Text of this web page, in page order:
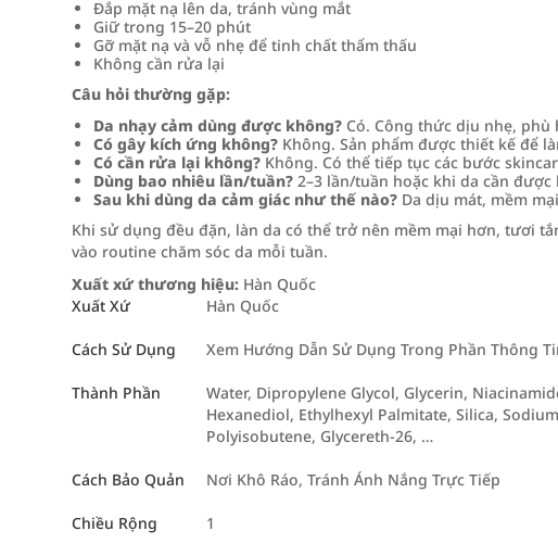
Đắp mặt nạ lên da, tránh vùng mắt
Giữ trong 15–20 phút
Gỡ mặt nạ và vỗ nhẹ để tinh chất thẩm thấu
Không cần rửa lại
Câu hỏi thường gặp:
Da nhạy cảm dùng được không? Có. Công thức dịu nhẹ, phù
Có gây kích ứng không? Không. Sản phẩm được thiết kế để
Có cần rửa lại không? Không. Có thể tiếp tục các bước
Dùng bao nhiêu lần/tuần? 2–3 lần/tuần hoặc khi da cần được
Sau khi dùng da cảm giác như thế nào? Da dịu mát, mềm
Khi sử dụng đều đặn, làn da có thể trở nên mềm mại hơn, tươi
vào routine chăm sóc da mỗi tuần.
Xuất xứ thương hiệu: Hàn Quốc
Xuất Xứ
Hàn Quốc
Cách Sử Dụng Xem Hướng Dẫn Sử Dụng Trong Phần Thông
Thành Phần
Water, Dipropylene Glycol, Glycerin,
Hexanediol, Ethylhexyl Palmitate, Silica,
Polyisobutene, Glycereth-26, …
Cách Bảo Quản Nơi Khô Ráo, Tránh Ánh Nắng Trực Tiếp
Chiều Rộng 1